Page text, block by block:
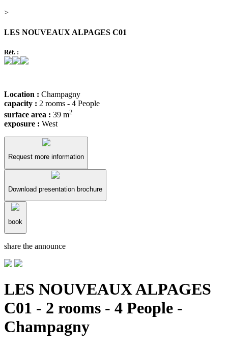
>
LES NOUVEAUX ALPAGES C01
Réf. :
Location : Champagny
capacity : 2 rooms - 4 People
surface area : 39 m2
exposure : West
Request more information
Download presentation brochure
book
share the announce
LES NOUVEAUX ALPAGES
C01 - 2 rooms - 4 People -
Champagny